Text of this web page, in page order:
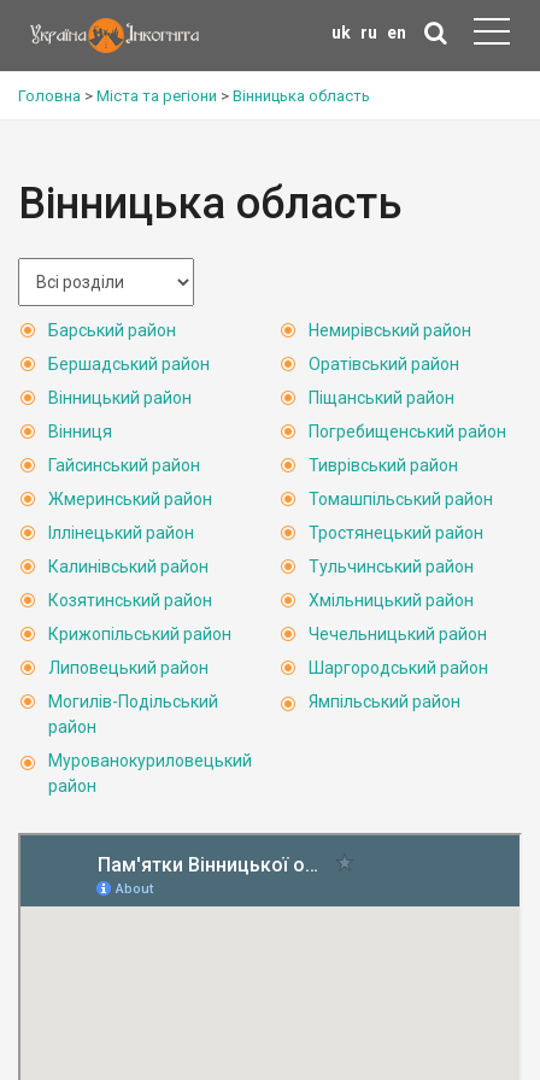
uk ru en
Головна > Міста та регіони > Вінницька область
Вінницька область
Барський район
Бершадський район
Вінницький район
Вінниця
Гайсинський район
Жмеринський район
Іллінецький район
Калинівський район
Козятинський район
Крижопільський район
Липовецький район
Могилів-Подільський
район
Мурованокуриловецький
район
Немирівський район
Оратівський район
Піщанський район
Погребищенський район
Тиврівський район
Томашпільський район
Тростянецький район
Тульчинський район
Хмільницький район
Чечельницький район
Шаргородський район
Ямпільський район